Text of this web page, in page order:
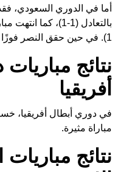
أما في الدوري السعودي،
1). في حين حقق النصر فوزًا ساحقًا على الخليج (4-1).
نتائج
أفريقيا
مباراة مثيرة.
نتائج مباريات